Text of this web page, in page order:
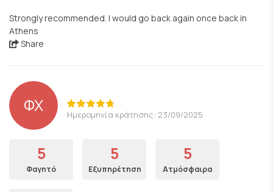
Strongly recommended. I would go back again once back in
Athens
Share
ΦΧ Ημερομηνία κράτησης: 23/09/2025
5
Φαγητό
5
Εξυπηρέτηση
5
Ατμόσφαιρα